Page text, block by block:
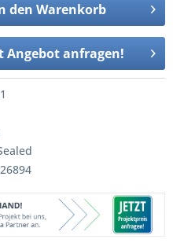
den Warenkorb
Angebot anfragen!